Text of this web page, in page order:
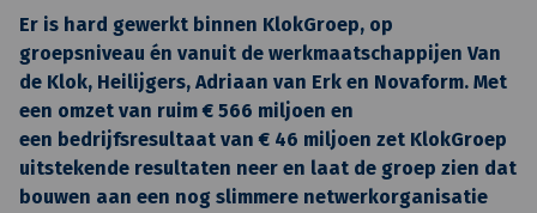
Er is hard gewerkt binnen KlokGroep, op
groepsniveau én vanuit de werkmaatschappijen Van
de Klok, Heilijgers, Adriaan van Erk en Novaform. Met
een omzet van ruim € 566 miljoen en
een bedrijfsresultaat van € 46 miljoen zet KlokGroep
uitstekende resultaten neer en laat de groep zien dat
bouwen aan een nog slimmere netwerkorganisatie